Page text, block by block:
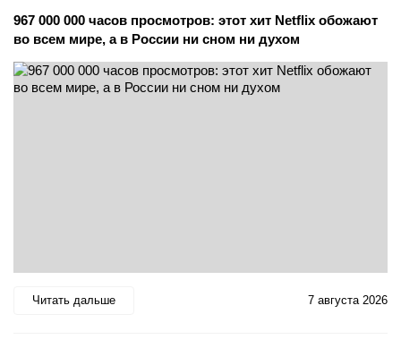
967 000 000 часов просмотров: этот хит Netflix обожают
во всем мире, а в России ни сном ни духом
Читать дальше 7 августа 2026